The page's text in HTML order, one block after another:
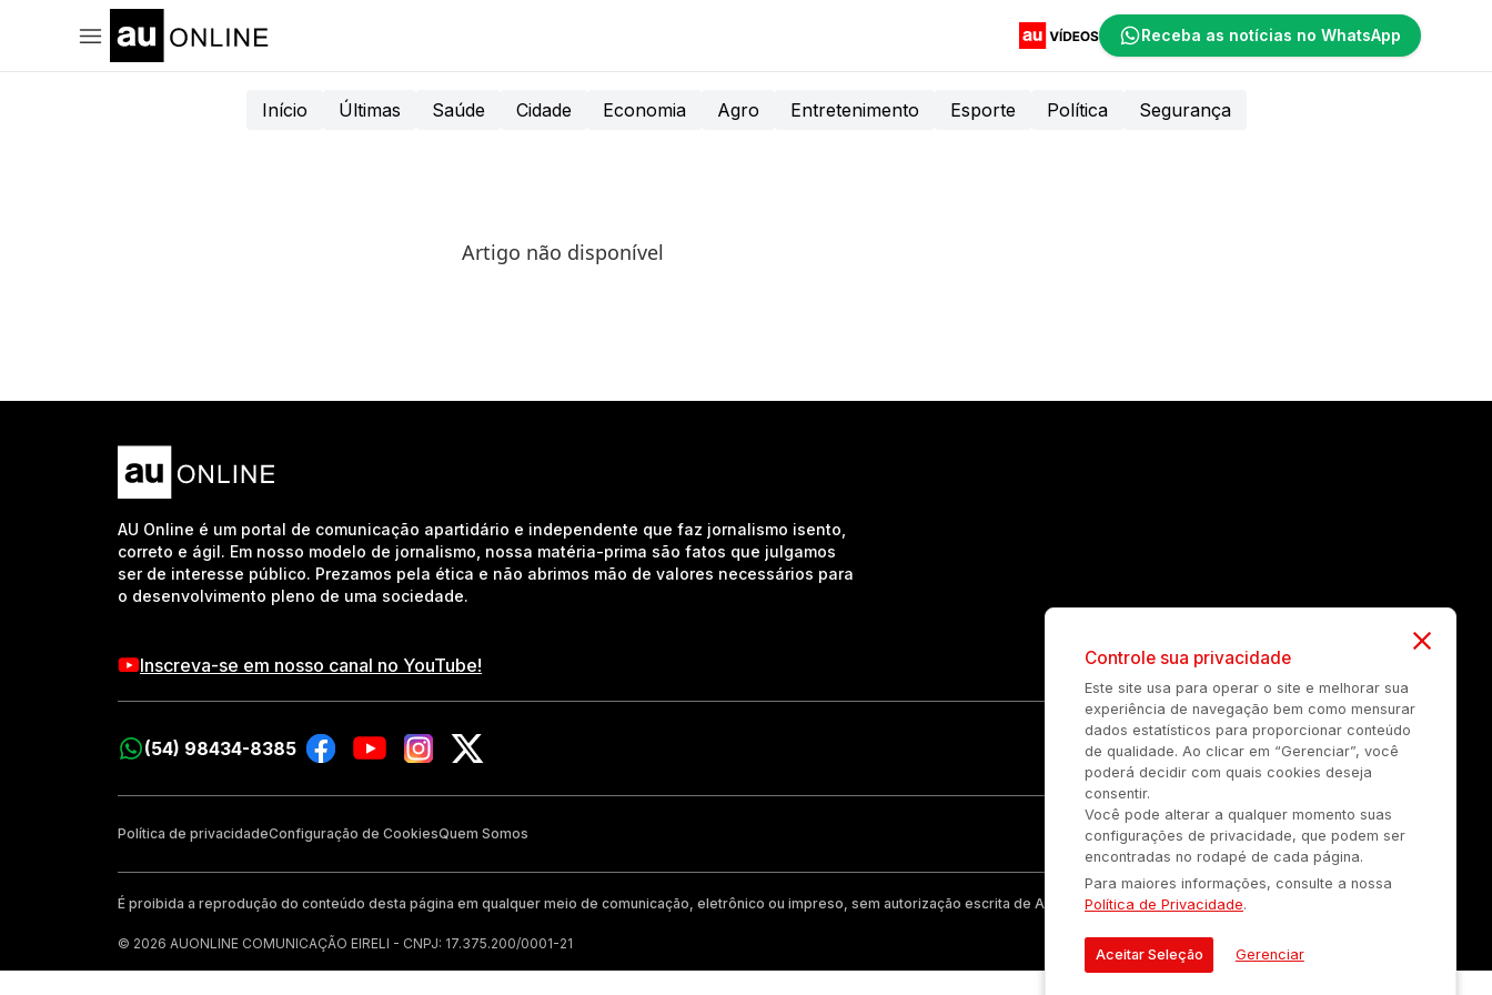
Receba as notícias no WhatsApp
Início Últimas Saúde Cidade Economia Agro Entretenimento Esporte Política Segurança
Artigo não disponível
AU Online é um portal de comunicação apartidário e independente que faz jornalismo isento,
correto e ágil. Em nosso modelo de jornalismo, nossa matéria-prima são fatos que julgamos
ser de interesse público. Prezamos pela ética e não abrimos mão de valores necessários para
o desenvolvimento pleno de uma sociedade.
Inscreva-se em nosso canal no YouTube!
(54) 98434-8385
Política de privacidadeConfiguração de CookiesQuem Somos
É proibida a reprodução do conteúdo desta página em qualquer meio de comunicação, eletrônico ou impreso, sem autorização escrita de Auonline Comunicação Eireli.
© 2026 AUONLINE COMUNICAÇÃO EIRELI - CNPJ: 17.375.200/0001-21
Controle sua privacidade
Este site usa para operar o site e melhorar sua
experiência de navegação bem como mensurar
dados estatísticos para proporcionar conteúdo
de qualidade. Ao clicar em “Gerenciar”, você
poderá decidir com quais cookies deseja
consentir.
Você pode alterar a qualquer momento suas
configurações de privacidade, que podem ser
encontradas no rodapé de cada página.
Para maiores informações, consulte a nossa
Política de Privacidade.
Aceitar Seleção Gerenciar